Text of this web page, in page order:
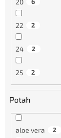
22 2
24 2
25 2
Potah
aloe vera 2